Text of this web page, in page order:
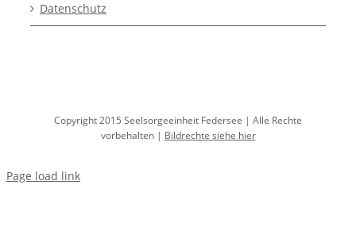
Datenschutz
Copyright 2015 Seelsorgeeinheit Federsee | Alle Rechte
vorbehalten | Bildrechte siehe hier
Page load link